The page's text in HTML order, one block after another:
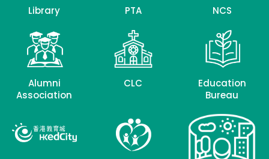
Library PTA NCS
Alumni
Association
CLC
Education
Bureau